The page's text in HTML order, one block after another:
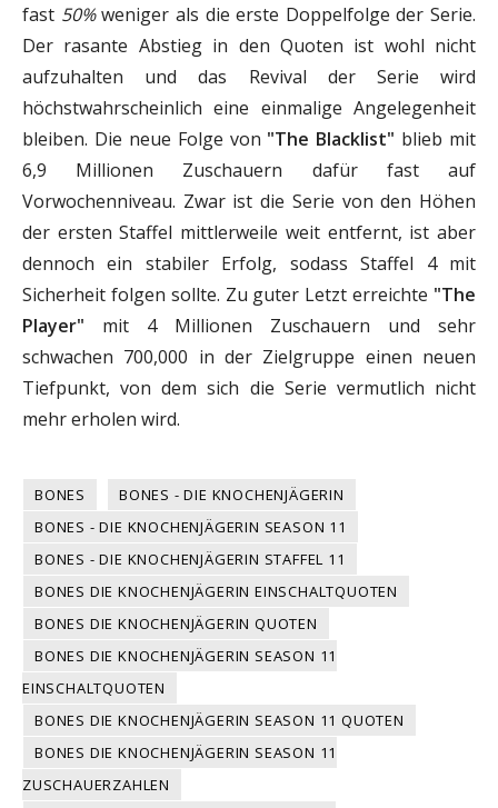
fast 50%weniger als die erste Doppelfolge der Serie.
Der rasante Abstieg in den Quoten ist wohl nicht
aufzuhalten und das Revival der Serie wird
höchstwahrscheinlich eine einmalige Angelegenheit
bleiben. Die neue Folge von "The Blacklist" blieb mit
6,9 Millionen Zuschauern dafür fast auf
Vorwochenniveau. Zwar ist die Serie von den Höhen
der ersten Staffel mittlerweile weit entfernt, ist aber
dennoch ein stabiler Erfolg, sodass Staffel 4 mit
Sicherheit folgen sollte. Zu guter Letzt erreichte "The
Player" mit 4 Millionen Zuschauern und sehr
schwachen 700,000 in der Zielgruppe einen neuen
Tiefpunkt, von dem sich die Serie vermutlich nicht
mehr erholen wird.
BONES
BONES - DIE KNOCHENJÄGERIN
BONES - DIE KNOCHENJÄGERIN SEASON 11
BONES - DIE KNOCHENJÄGERIN STAFFEL 11
BONES DIE KNOCHENJÄGERIN EINSCHALTQUOTEN
BONES DIE KNOCHENJÄGERIN QUOTEN
BONES DIE KNOCHENJÄGERIN SEASON 11
EINSCHALTQUOTEN
BONES DIE KNOCHENJÄGERIN SEASON 11 QUOTEN
BONES DIE KNOCHENJÄGERIN SEASON 11
ZUSCHAUERZAHLEN